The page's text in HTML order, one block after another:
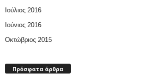
Ιούλιος 2016
Ιούνιος 2016
Οκτώβριος 2015
Πρόσφατα άρθρα